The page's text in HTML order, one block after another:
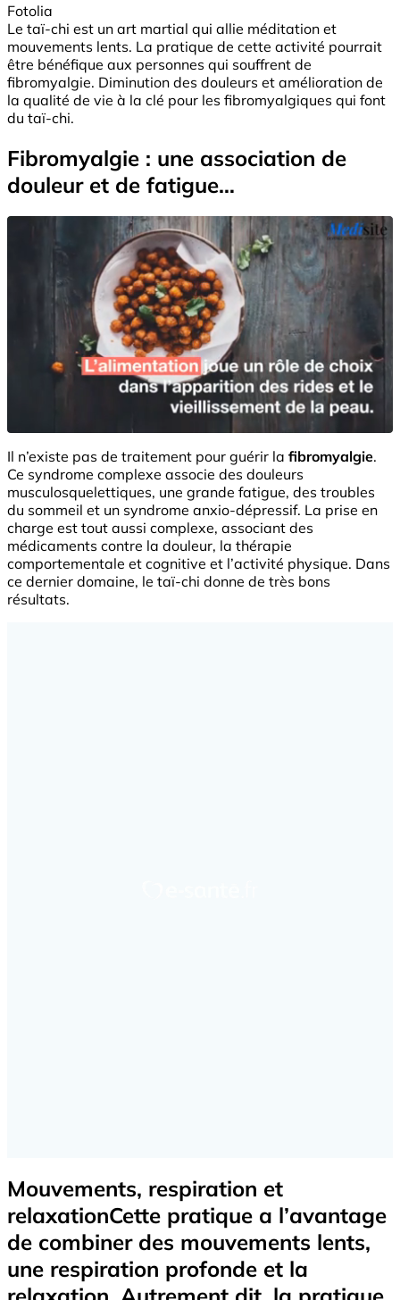
Fotolia
Le taï-chi est un art martial qui allie méditation et
mouvements lents. La pratique de cette activité pourrait
être bénéfique aux personnes qui souffrent de
fibromyalgie. Diminution des douleurs et amélioration de
la qualité de vie à la clé pour les fibromyalgiques qui font
du taï-chi.
Fibromyalgie : une association de
douleur et de fatigue…
Il n’existe pas de traitement pour guérir la fibromyalgie.
Ce syndrome complexe associe des douleurs
musculosquelettiques, une grande fatigue, des troubles
du sommeil et un syndrome anxio-dépressif. La prise en
charge est tout aussi complexe, associant des
médicaments contre la douleur, la thérapie
comportementale et cognitive et l’activité physique. Dans
ce dernier domaine, le taï-chi donne de très bons
résultats.
Mouvements, respiration et
relaxationCette pratique a l’avantage
de combiner des mouvements lents,
une respiration profonde et la